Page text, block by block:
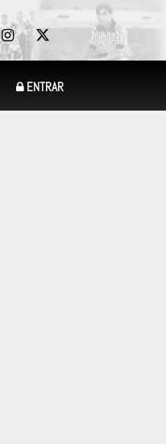
ENTRAR